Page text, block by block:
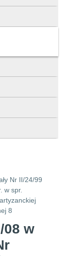
Nr II/24/99
w spr.
8
08 w